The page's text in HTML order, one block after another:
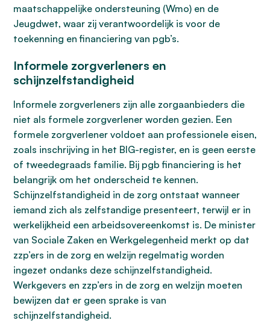
maatschappelijke ondersteuning (Wmo) en de
Jeugdwet, waar zij verantwoordelijk is voor de
toekenning en financiering van pgb’s.
Informele zorgverleners en
schijnzelfstandigheid
Informele zorgverleners zijn alle zorgaanbieders die
niet als formele zorgverlener worden gezien. Een
formele zorgverlener voldoet aan professionele eisen,
zoals inschrijving in het BIG-register, en is geen eerste
of tweedegraads familie. Bij pgb financiering is het
belangrijk om het onderscheid te kennen.
Schijnzelfstandigheid in de zorg ontstaat wanneer
iemand zich als zelfstandige presenteert, terwijl er in
werkelijkheid een arbeidsovereenkomst is. De minister
van Sociale Zaken en Werkgelegenheid merkt op dat
zzp’ers in de zorg en welzijn regelmatig worden
ingezet ondanks deze schijnzelfstandigheid.
Werkgevers en zzp’ers in de zorg en welzijn moeten
bewijzen dat er geen sprake is van
schijnzelfstandigheid.